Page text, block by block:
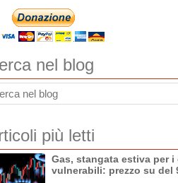
nel blog
più letti
Gas, stangata estiva per i
vulnerabili: prezzo su del